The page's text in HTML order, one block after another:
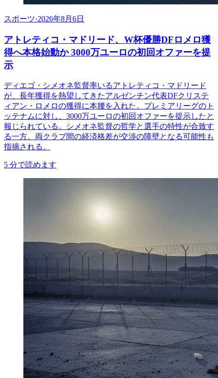
スポーツ·2026年8月6日
アトレティコ・マドリード、W杯優勝DFロメロ獲
得へ本格始動か 3000万ユーロの初回オファーを提
示
ディエゴ・シメオネ監督率いるアトレティコ・マドリード
が、長年獲得を熱望してきたアルゼンチン代表DFクリステ
ィアン・ロメロの獲得に本腰を入れた。プレミアリーグのト
ッテナムに対し、3000万ユーロの初回オファーを提示したと
報じられている。シメオネ監督の哲学と選手の特性が合致す
る一方、両クラブ間の経済格差が交渉の障壁となる可能性も
指摘される。
5 分で読めます